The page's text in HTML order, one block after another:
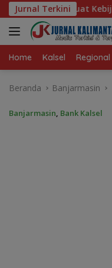
Langsung
ke
konten
Jurnal Terkini
Kesejahteraan Rakyat
Home Kalsel Regional
Beranda Banjarmasin
Banjarmasin, Bank Kalsel